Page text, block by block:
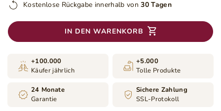
Kostenlose Rückgabe innerhalb von 30 Tagen
IN DEN WARENKORB
+100.000
Käufer jährlich
+5.000
Tolle Produkte
24 Monate
Garantie
Sichere Zahlung
SSL-Protokoll